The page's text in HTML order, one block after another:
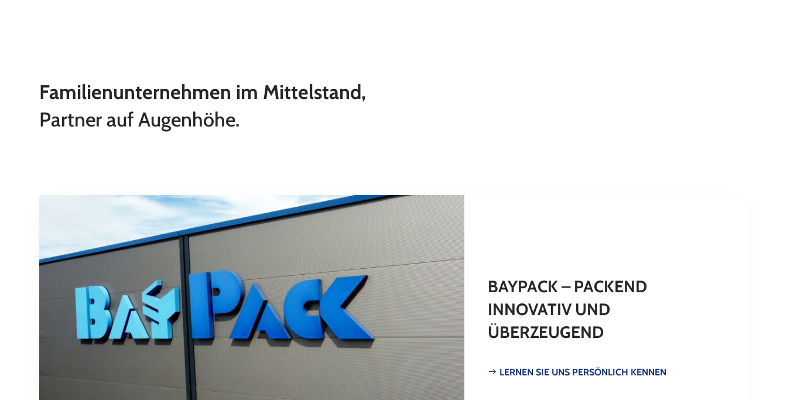
Familienunternehmen im Mittelstand,
Partner auf Augenhöhe.
BAYPACK – PACKEND
INNOVATIV UND
ÜBERZEUGEND
LERNEN SIE UNS PERSÖNLICH KENNEN